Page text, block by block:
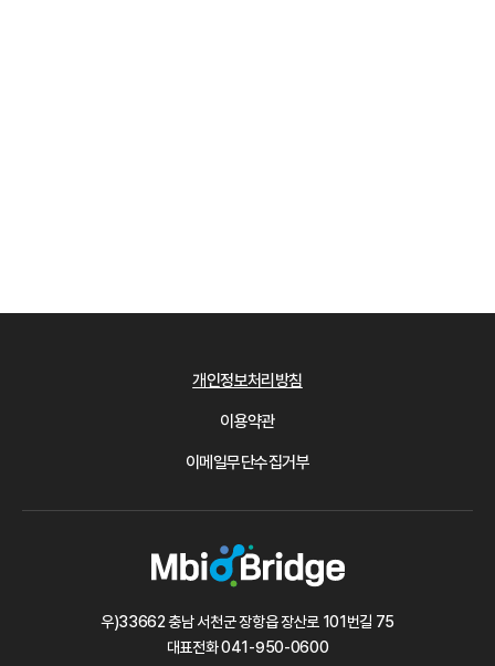
개인정보처리방침
이용약관
이메일무단수집거부
우)33662 충남 서천군 장항읍 장산로 101번길 75
대표전화041-950-0600